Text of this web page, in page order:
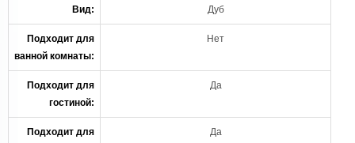
Вид: Дуб
Подходит для
ванной комнаты:
Нет
Подходит для
гостиной:
Да
Подходит для
Да